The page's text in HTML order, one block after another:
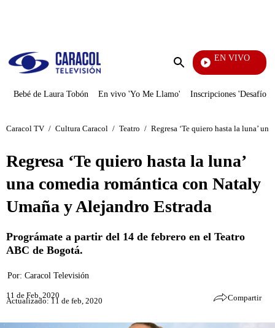
Enviar
EN VIVO
EFÉ
Bebé de Laura Tobón En vivo 'Yo Me Llamo' Inscripciones 'Desafío'
Caracol TV / Cultura Caracol / Teatro / Regresa ‘Te quiero hasta la luna’
Regresa ‘Te quiero hasta la luna’
una comedia romántica con Nataly
Umaña y Alejandro Estrada
Prográmate a partir del 14 de febrero en el Teatro
ABC de Bogotá.
Por: Caracol Televisión
11 de Feb, 2020
Actualizado: 11 de feb, 2020 Compartir